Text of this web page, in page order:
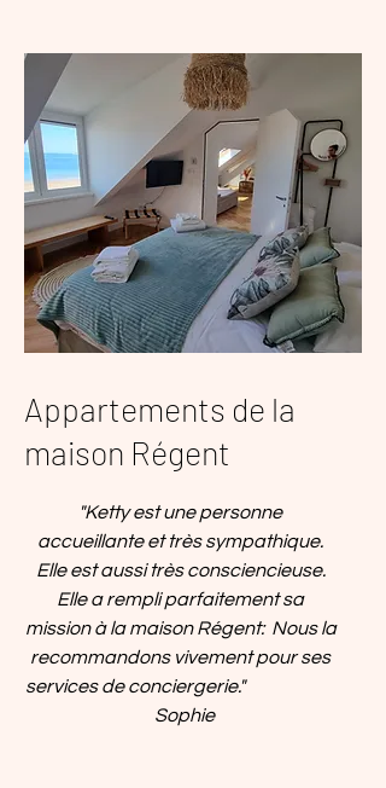
Appartements de la
maison Régent
"Ketty est une personne
accueillante et très sympathique.
Elle est aussi très consciencieuse.
Elle a rempli parfaitement sa
mission à la maison Régent: Nous la
recommandons vivement pour ses
services de conciergerie."
Sophie